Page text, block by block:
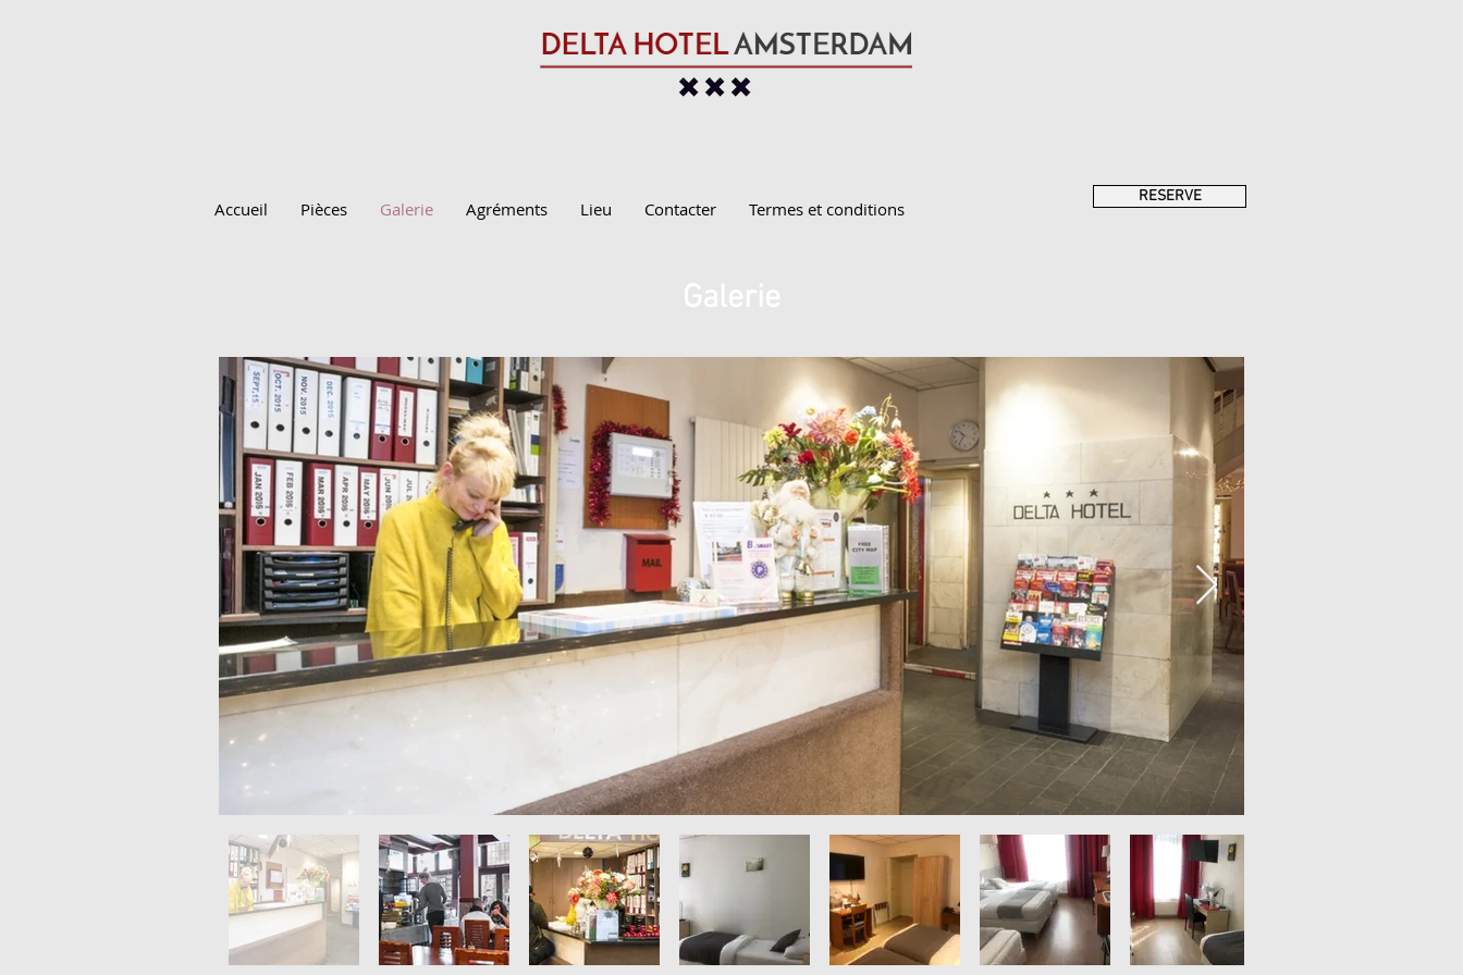
Accueil Pièces Galerie Agréments Lieu Contacter Termes et conditions
RESERVE